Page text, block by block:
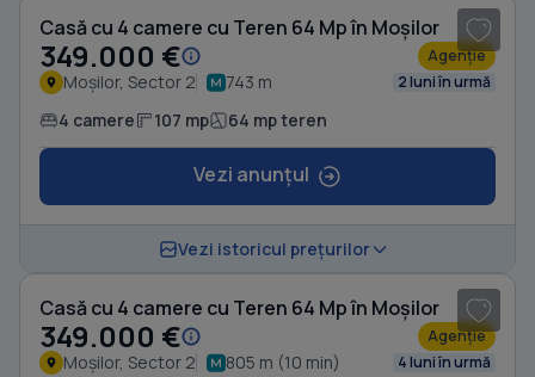
Casă cu 4 camere cu Teren 64 Mp în Moșilor
349.000 € Agenție
Moșilor, Sector 2 743 m 2 luni în urmă
4 camere 107 mp 64 mp teren
Vezi anunțul
Vezi istoricul prețurilor
Casă cu 4 camere cu Teren 64 Mp în Moșilor
349.000 € Agenție
Moșilor, Sector 2 805 m (10 min) 4 luni în urmă